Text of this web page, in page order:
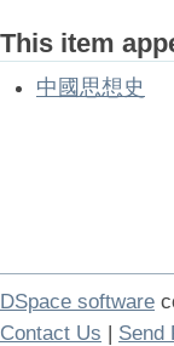
This item
中國思想史
DSpace software
Contact Us | Send